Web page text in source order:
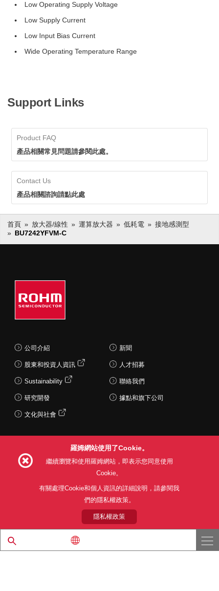
Low Operating Supply Voltage
Low Supply Current
Low Input Bias Current
Wide Operating Temperature Range
Support Links
Product FAQ
產品相關常見問題請參閱此處。
Contact Us
產品相關諮詢請點此處
首頁 放大器/線性 運算放大器 低耗電
接地感測型
BU7242YFVM-C
公司介紹
股東和投資人資訊
Sustainability
研究開發
文化與社會
新聞
人才招募
聯絡我們
據點和旗下公司
利用目的 隱私權政策
關於本公司產品銷售之標準條款(PDF)
© 1997 - 2026 ROHM CO., LTD. ALL RIGHTS RESERVED.
羅姆網站使用了Cookie。
繼續瀏覽和使用羅姆網站，即表示您同意使用
Cookie。
有關處理Cookie和個人資訊的詳細說明，請參閱我
們的隱私權政策。
隱私權政策